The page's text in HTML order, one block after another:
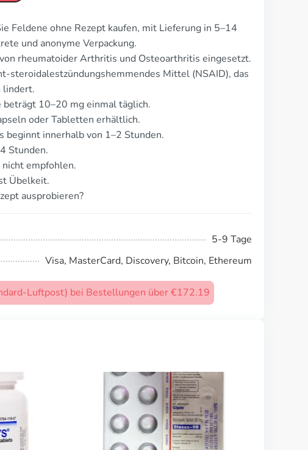
Feldene ohne Rezept kaufen, mit Lieferung in 5–14
und anonyme Verpackung.
rheumatoider Arthritis und Osteoarthritis eingesetzt.
steroidalestzündungshemmendes Mittel (NSAID), das
lindert.
beträgt 10–20 mg einmal täglich.
oder Tabletten erhältlich.
beginnt innerhalb von 1–2 Stunden.
Stunden.
empfohlen.
Übelkeit.
ausprobieren?
5-9 Tage
Visa, MasterCard, Discovery, Bitcoin, Ethereum
Luftpost) bei Bestellungen über €172.19